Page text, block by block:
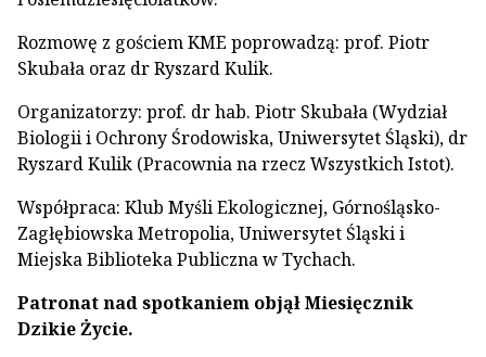
Rozmowę z gościem KME poprowadzą: prof. Piotr
Skubała oraz dr Ryszard Kulik.
Organizatorzy: prof. dr hab. Piotr Skubała (Wydział
Biologii i Ochrony Środowiska, Uniwersytet Śląski), dr
Ryszard Kulik (Pracownia na rzecz Wszystkich Istot).
Współpraca: Klub Myśli Ekologicznej, Górnośląsko-
Zagłębiowska Metropolia, Uniwersytet Śląski i
Miejska Biblioteka Publiczna w Tychach.
Patronat nad spotkaniem objął Miesięcznik
Dzikie Życie.